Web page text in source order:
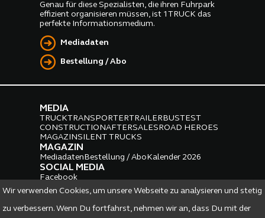
Wir verwenden Cookies, um unsere Webseite zu analysieren und stetig
zu verbessern. Wenn Du fortfahrst, nehmen wir an, dass Du mit der
Genau für diese Spezialisten, die ihren Fuhrpark
effizient organisieren müssen, ist 1TRUCK das
perfekte Informationsmedium.
Mediadaten
Bestellung / Abo
MEDIA
TRUCKTRANSPORTERTRAILERBUSTEST
CONSTRUCTIONAFTERSALESROAD HEROES
MAGAZINSILENT TRUCKS
MAGAZIN
MediadatenBestellung / AboKalender 2026
SOCIAL MEDIA
Facebook
InstagramLinkedIn